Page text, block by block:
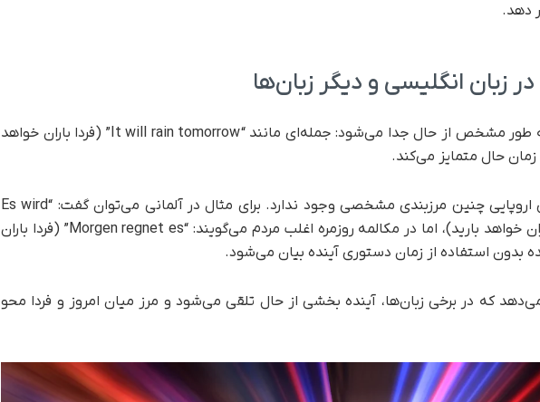
دهد.
در زبان انگلیسی و دیگر زبان‌ها
آینده در زبان انگلیسی، به‌ طور مشخص از حال جدا می‌شود: جمله‌ای مانند “It will rain tomorrow” (فردا باران خواهد
زمان حال متمایز می‌کند.
اما در بسیاری از زبان‌های اروپایی چنین مرزبندی مشخصی وجود ندارد. برای مثال در آلمانی می‌توان گفت: “Es wird
morgen regnen” (فردا باران خواهد بارید)، اما در مکالمه روزمره اغلب مردم می‌گویند: “Morgen regnet es” (فردا باران
بدون استفاده از زمان دستوری آینده بیان می‌شود.
که در برخی زبان‌ها، آینده بخشی از حال تلقی می‌شود و مرز میان امروز و فردا محو